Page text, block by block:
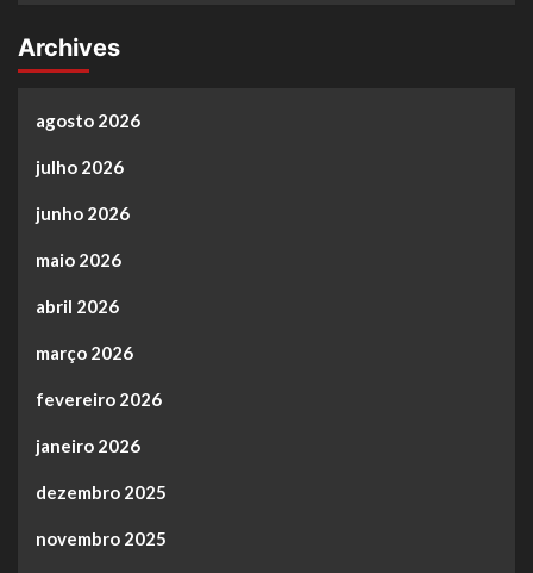
Archives
agosto 2026
julho 2026
junho 2026
maio 2026
abril 2026
março 2026
fevereiro 2026
janeiro 2026
dezembro 2025
novembro 2025